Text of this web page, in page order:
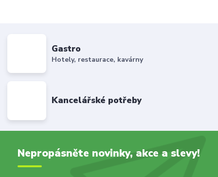
Gastro
Hotely, restaurace, kavárny
Kancelářské potřeby
Nepropásněte novinky, akce a slevy!